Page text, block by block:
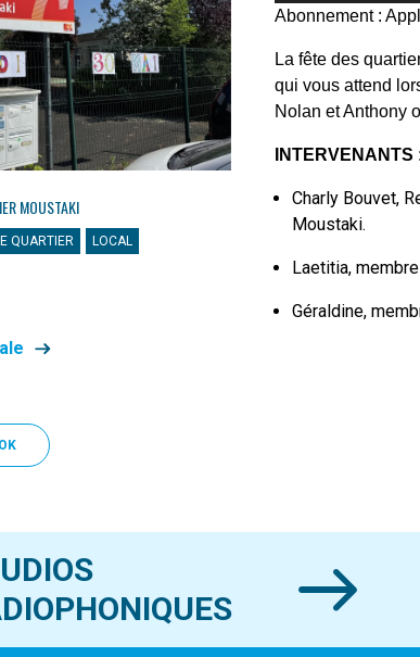
MOUSTAKI
QUARTIER LOCAL
Abonnement :
La fête des
qui vous attend
Nolan et Anthony
INTERVENANTS :
Charly Bouvet,
Moustaki.
Laetitia,
Géraldine,